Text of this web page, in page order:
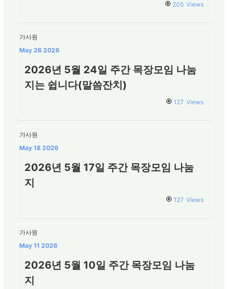
205 Views
가사원
May 26 2026
2026년 5월 24일 주간 목장모임 나눔
지는 쉽니다(말씀잔치)
127 Views
가사원
May 18 2026
2026년 5월 17일 주간 목장모임 나눔
지
127 Views
가사원
May 11 2026
2026년 5월 10일 주간 목장모임 나눔
지